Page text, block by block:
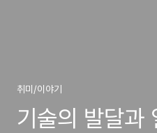
취미/이야기
기술의 발달과